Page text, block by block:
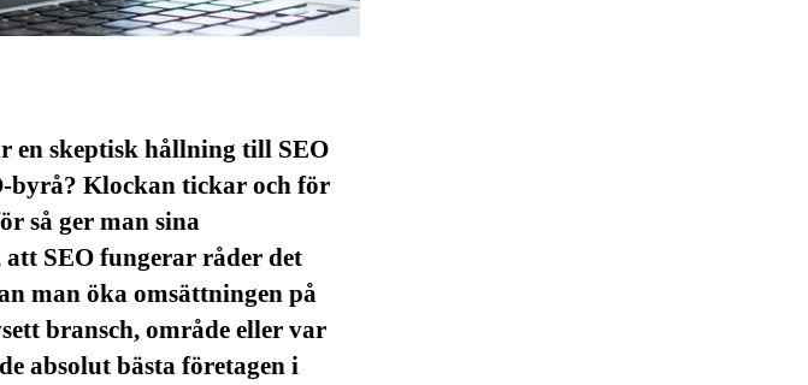
skeptisk hållning till SEO
byrå? Klockan tickar och för
så ger man sina
SEO fungerar råder det
man öka omsättningen på
bransch, område eller var
absolut bästa företagen i